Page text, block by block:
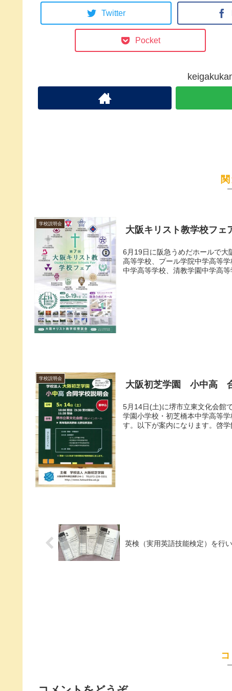
Twitter
Pocket
学校説明会
大阪キリスト教学校フェ
6月19日に阪急うめだホールで大
高等学校、プール学院中学高等
中学高等学校、清教学園中学高
学校説明会
大阪初芝学園 小中高
5月14日(土)に堺市立東文化会館
学園小学校・初芝橋本中学高等
す。以下が案内になります。啓学
英検（実用英語技能検定）を行